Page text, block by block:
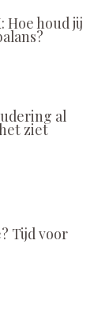
Hoe houd jij
al
ziet
Tijd voor